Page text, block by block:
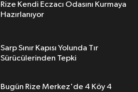
Rize Kendi Eczacı Odasını Kurmaya
Hazırlanıyor
Sarp Sınır Kapısı Yolunda Tır
Sürücülerinden Tepki
Bugün Rize Merkez'de 4 Köy 4